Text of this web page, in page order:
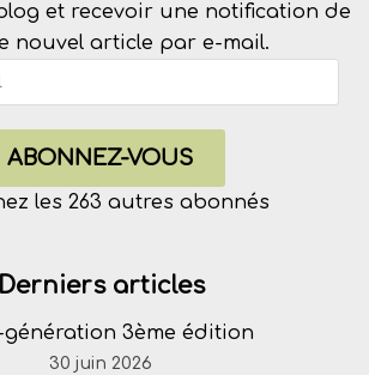
et recevoir une notification de
nouvel article par e-mail.
ABONNEZ-VOUS
les 263 autres abonnés
Derniers articles
3ème édition
30 juin 2026